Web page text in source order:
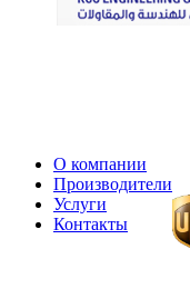
О компании
Производители
Услуги
Контакты